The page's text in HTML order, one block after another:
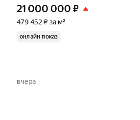
21 000 000 ₽
479 452 ₽ за м²
онлайн показ
вчера